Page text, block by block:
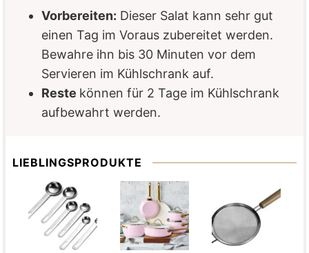
Vorbereiten: Dieser Salat kann sehr gut
einen Tag im Voraus zubereitet werden.
Bewahre ihn bis 30 Minuten vor dem
Servieren im Kühlschrank auf.
Reste können für 2 Tage im Kühlschrank
aufbewahrt werden.
LIEBLINGSPRODUKTE